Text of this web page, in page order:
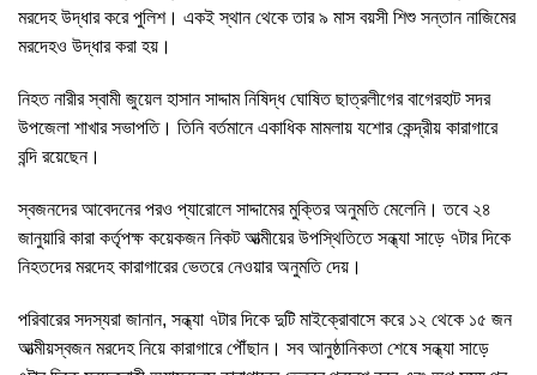
মরদেহ উদ্ধার করে পুলিশ। একই স্থান থেকে তার ৯ মাস বয়সী শিশু সন্তান নাজিমের
মরদেহও উদ্ধার করা হয়।
নিহত নারীর স্বামী জুয়েল হাসান সাদ্দাম নিষিদ্ধ ঘোষিত ছাত্রলীগের বাগেরহাট সদর
উপজেলা শাখার সভাপতি। তিনি বর্তমানে একাধিক মামলায় যশোর কেন্দ্রীয় কারাগারে
বন্দি রয়েছেন।
স্বজনদের আবেদনের পরও প্যারোলে সাদ্দামের মুক্তির অনুমতি মেলেনি। তবে ২৪
জানুয়ারি কারা কর্তৃপক্ষ কয়েকজন নিকট আত্মীয়ের উপস্থিতিতে সন্ধ্যা সাড়ে ৭টার দিকে
নিহতদের মরদেহ কারাগারের ভেতরে নেওয়ার অনুমতি দেয়।
পরিবারের সদস্যরা জানান, সন্ধ্যা ৭টার দিকে দুটি মাইক্রোবাসে করে ১২ থেকে ১৫ জন
আত্মীয়স্বজন মরদেহ নিয়ে কারাগারে পৌঁছান। সব আনুষ্ঠানিকতা শেষে সন্ধ্যা সাড়ে